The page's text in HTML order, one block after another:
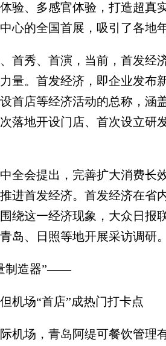
验、多感官体验，打造超真
心的全国首展，吸引了各地
秀、首演，当前，首发经
量。首发经济，即企业发布
首店等经济活动的总称，涵
落地开设门店、首次设立研
会提出，完善扩大消费长
进首发经济。首发经济在省
绕这一经济现象，大众日报
岛、日照等地开展采访调研。
制造器”——
场“首店”成热门打卡点
场，青岛阿缇可餐饮管理